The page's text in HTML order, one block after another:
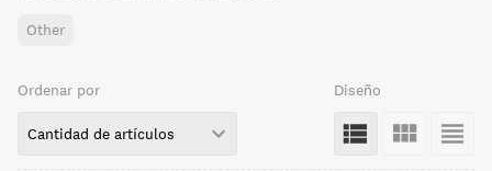
Other
Ordenar por
Cantidad de artículos
Diseño